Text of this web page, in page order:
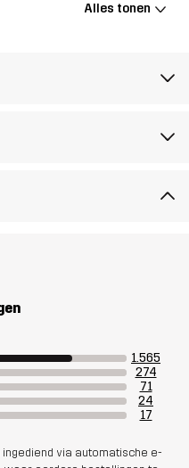
Alles tonen
1.565
274
71
24
17
via automatische e-